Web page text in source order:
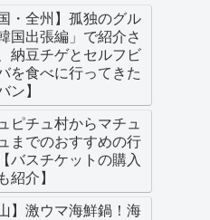
・全州】孤独のグル
国出張編」で紹介さ
納豆チゲとセルフビ
を食べに行ってきた
ン】
ピチュ村からマチュ
までのおすすめの行
バスチケットの購入
紹介】
】激ウマ海鮮鍋！海